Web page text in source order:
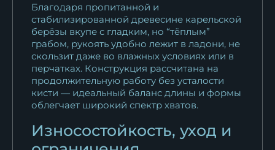
Благодаря пропитанной и
стабилизированной древесине карельской
берёзы вкупе с гладким, но “тёплым”
грабом, рукоять удобно лежит в ладони, не
скользит даже во влажных условиях или в
перчатках. Конструкция рассчитана на
продолжительную работу без усталости
кисти — идеальный баланс длины и формы
облегчает широкий спектр хватов.
Износостойкость, уход и